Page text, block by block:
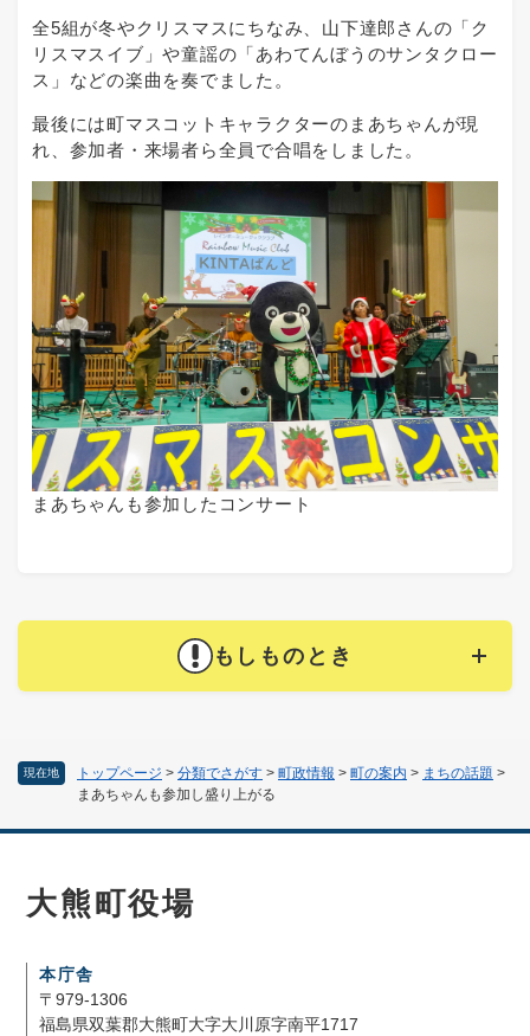
現在地 トップページ > 分類でさがす > 町政情報 > 町の案内 > まちの話題 >
まあちゃんも参加し盛り上がる
全5組が冬やクリスマスにちなみ、山下達郎さんの「ク
リスマスイブ」や童謡の「あわてんぼうのサンタクロー
ス」などの楽曲を奏でました。
最後には町マスコットキャラクターのまあちゃんが現
れ、参加者・来場者ら全員で合唱をしました。
まあちゃんも参加したコンサート
もしものとき
大熊町役場
本庁舎
〒979-1306
福島県双葉郡大熊町大字大川原字南平1717